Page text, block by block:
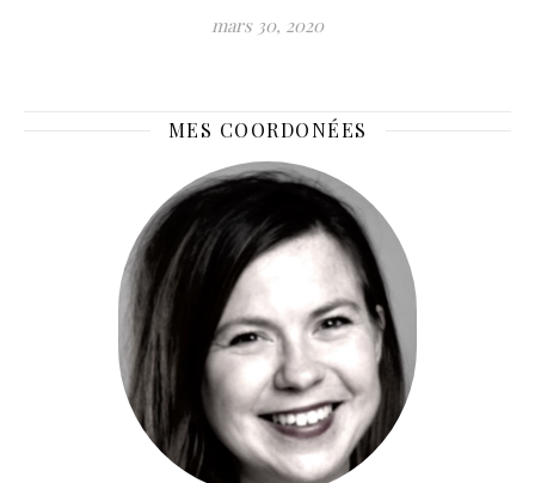
mars 30, 2020
MES COORDONÉES